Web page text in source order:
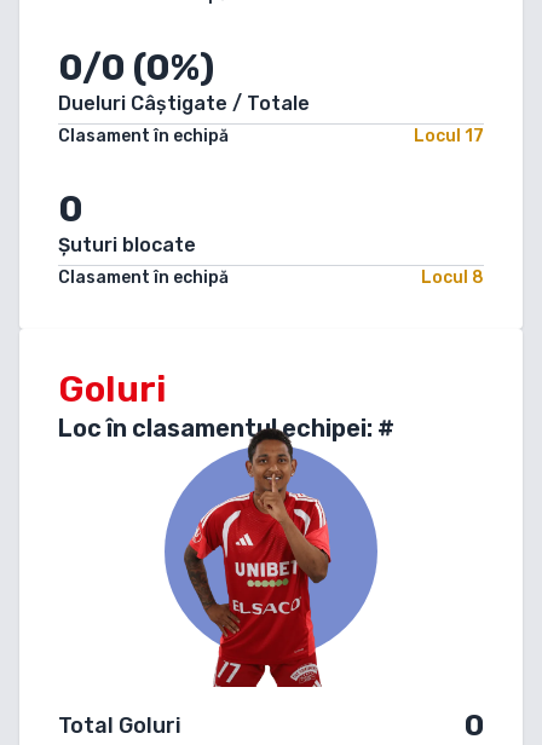
0/0 (0%)
Dueluri Câștigate / Totale
Clasament în echipă Locul 17
0
Șuturi blocate
Clasament în echipă Locul 8
Goluri
Loc în clasamentul echipei: #
Total Goluri 0